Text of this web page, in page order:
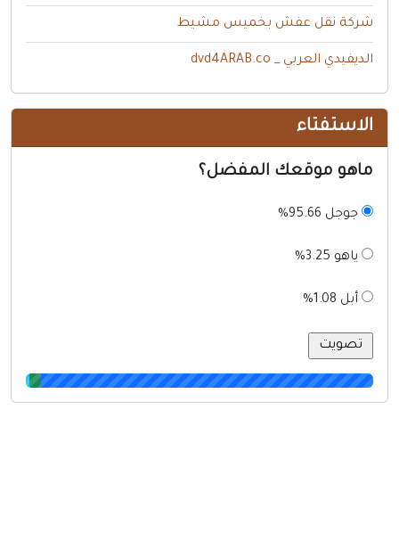
شركة نقل عفش بخميس مشيط
الديفيدي العربي _ dvd4ARAB.co
الاستفتاء
ماهو موقعك المفضل؟
جوجل 95.66%
ياهو 3.25%
أبل 1.08%